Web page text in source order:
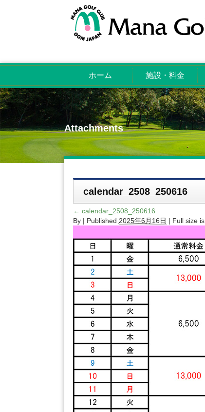
ホーム 施設・料金
Attachments
calendar_2508_250616
← calendar_2508_250616
By | Published 2025年6月16日 | Full size is